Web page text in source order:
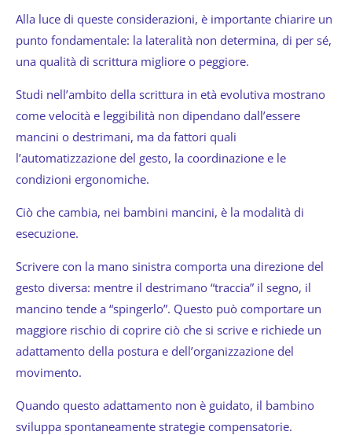
Alla luce di queste considerazioni, è importante chiarire un
punto fondamentale: la lateralità non determina, di per sé,
una qualità di scrittura migliore o peggiore.
Studi nell’ambito della scrittura in età evolutiva mostrano
come velocità e leggibilità non dipendano dall’essere
mancini o destrimani, ma da fattori quali
l’automatizzazione del gesto, la coordinazione e le
condizioni ergonomiche.
Ciò che cambia, nei bambini mancini, è la modalità di
esecuzione.
Scrivere con la mano sinistra comporta una direzione del
gesto diversa: mentre il destrimano “traccia” il segno, il
mancino tende a “spingerlo”. Questo può comportare un
maggiore rischio di coprire ciò che si scrive e richiede un
adattamento della postura e dell’organizzazione del
movimento.
Quando questo adattamento non è guidato, il bambino
sviluppa spontaneamente strategie compensatorie.